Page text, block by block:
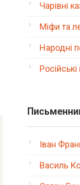
Чарівні
Міфи та
Народні
Іван
Василь